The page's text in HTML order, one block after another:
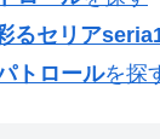
るセリア
トロールを探